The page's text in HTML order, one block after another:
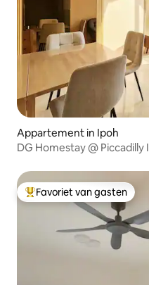
Appartement in Ipoh
DG Homestay @
Topfavoriet van gasten
Favoriet van gasten